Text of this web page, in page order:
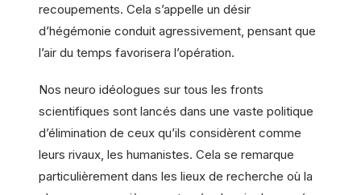
recoupements. Cela s’appelle un désir
d’hégémonie conduit agressivement, pensant que
l’air du temps favorisera l’opération.
Nos neuro idéologues sur tous les fronts
scientifiques sont lancés dans une vaste politique
d’élimination de ceux qu’ils considèrent comme
leurs rivaux, les humanistes. Cela se remarque
particulièrement dans les lieux de recherche où la